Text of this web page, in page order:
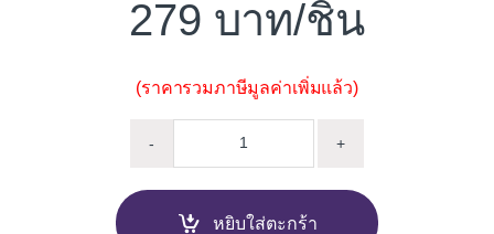
279 /ชิ้น
(ราคารวมภาษีมูลค่าเพิ่มแล้ว)
- +
หยิบใส่ตะกร้า